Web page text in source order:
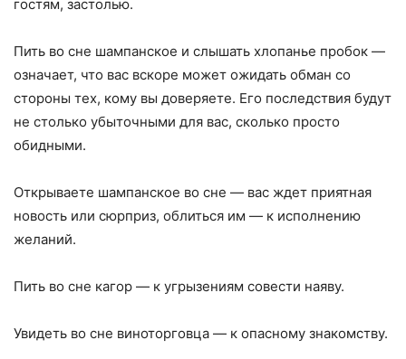
гостям, застолью.
Пить во сне шампанское и слышать хлопанье пробок —
означает, что вас вскоре может ожидать обман со
стороны тех, кому вы доверяете. Его последствия будут
не столько убыточными для вас, сколько просто
обидными.
Открываете шампанское во сне — вас ждет приятная
новость или сюрприз, облиться им — к исполнению
желаний.
Пить во сне кагор — к угрызениям совести наяву.
Увидеть во сне виноторговца — к опасному знакомству.